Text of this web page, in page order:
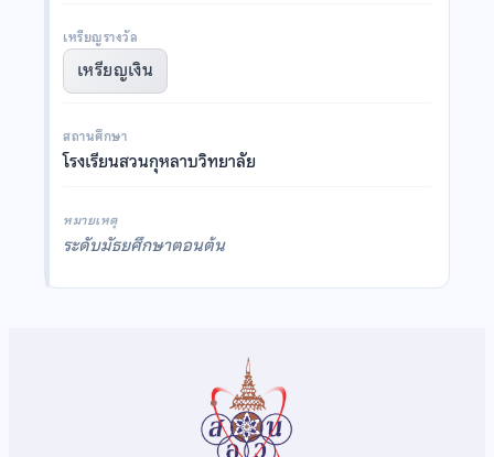
เหรียญรางวัล
เหรียญเงิน
สถานศึกษา
โรงเรียนสวนกุหลาบวิทยาลัย
หมายเหตุ
ระดับมัธยศึกษาตอนต้น